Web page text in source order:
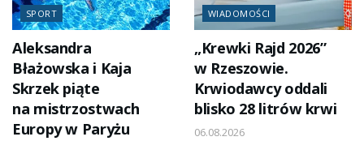
SPORT
Aleksandra
Błażowska i Kaja
Skrzek piąte
na mistrzostwach
Europy w Paryżu
WIADOMOŚCI
„Krewki Rajd 2026”
w Rzeszowie.
Krwiodawcy oddali
blisko 28 litrów krwi
06.08.2026